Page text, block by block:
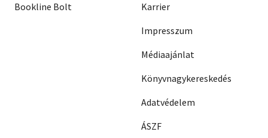
Bookline Bolt
Karrier
Impresszum
Médiaajánlat
Könyvnagykereskedés
Adatvédelem
ÁSZF